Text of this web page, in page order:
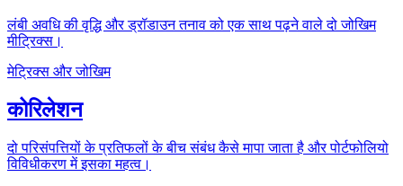
लंबी अवधि की वृद्धि और ड्रॉडाउन तनाव को एक साथ पढ़ने वाले दो जोखिम
मीट्रिक्स।
मेट्रिक्स और जोखिम
कोरिलेशन
दो परिसंपत्तियों के प्रतिफलों के बीच संबंध कैसे मापा जाता है और पोर्टफोलियो
विविधीकरण में इसका महत्व।